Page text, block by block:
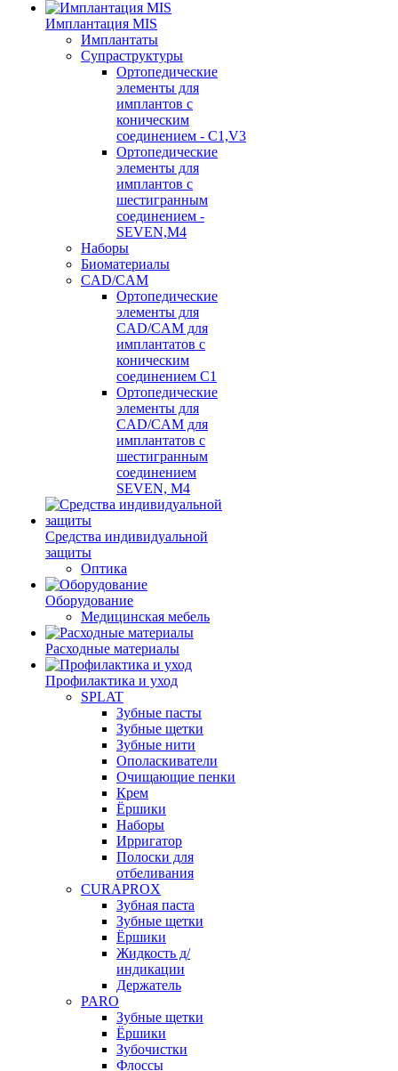
Имплантация MIS
Имплантаты
Супраструктуры
Ортопедические
элементы для
имплантов с
коническим
соединением - C1,V3
Ортопедические
элементы для
имплантов с
шестигранным
соединением -
SEVEN,M4
Наборы
Биоматериалы
CAD/CAM
Ортопедические
элементы для
CAD/CAM для
имплантатов с
коническим
соединением С1
Ортопедические
элементы для
CAD/CAM для
имплантатов с
шестигранным
соединением
SEVEN, М4
Средства индивидуальной
защиты
Оптика
Оборудование
Медицинская мебель
Расходные материалы
Профилактика и уход
SPLAT
Зубные пасты
Зубные щетки
Зубные нити
Ополаскиватели
Очищающие пенки
Крем
Ёршики
Наборы
Ирригатор
Полоски для
отбеливания
CURAPROX
Зубная паста
Зубные щетки
Ёршики
Жидкость д/
индикации
Держатель
PARO
Зубные щетки
Ёршики
Зубочистки
Флоссы